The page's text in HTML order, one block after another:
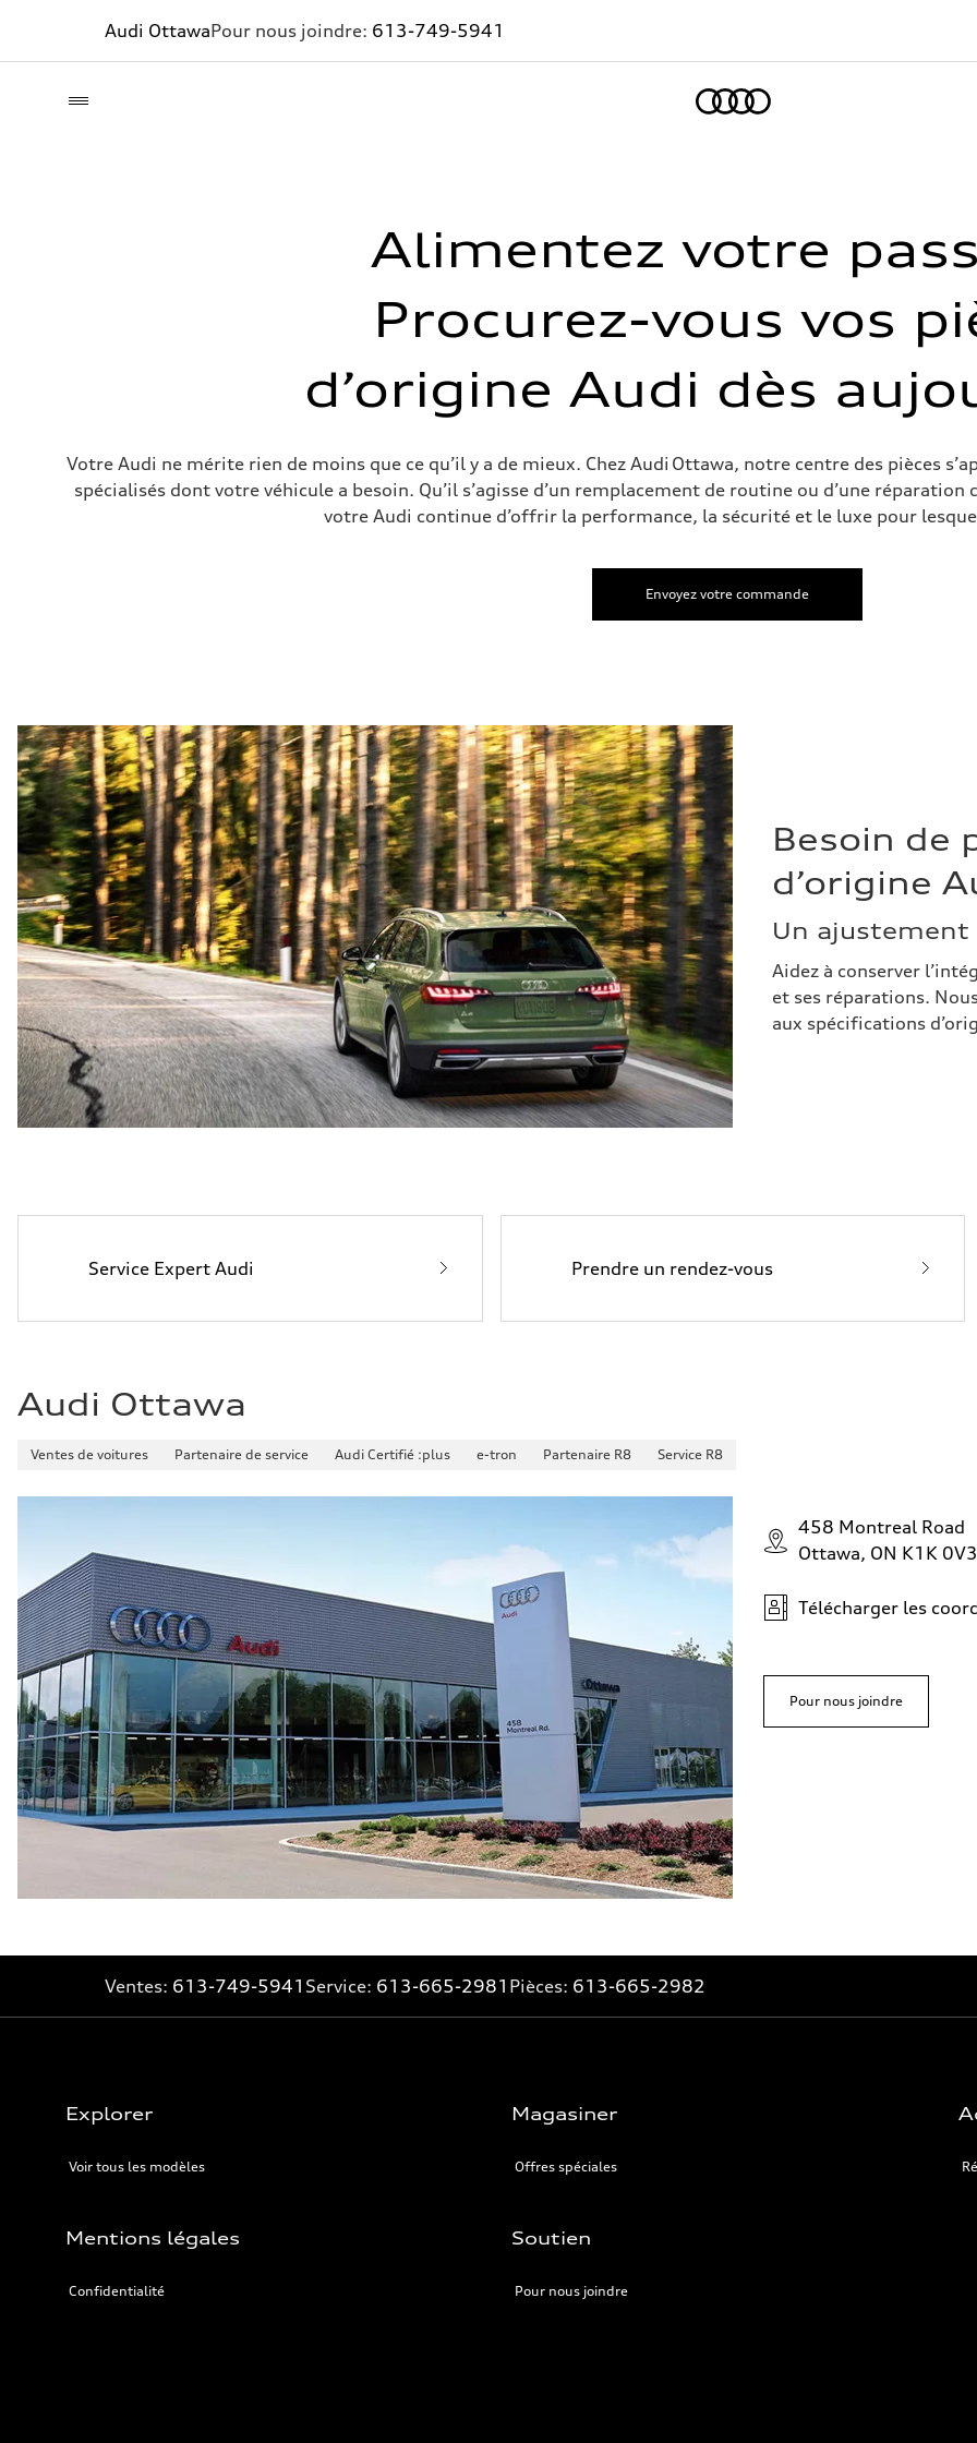
Audi OttawaPour nous joindre: 613-749-5941
Alimentez votre
Procurez-vous vos
d’origine Audi dès
Votre Audi ne mérite rien de moins que ce qu’il y a de mieux. Chez Audi Ottawa, notre centre des pièces
spécialisés dont votre véhicule a besoin. Qu’il s’agisse d’un remplacement de routine ou d’une
votre Audi continue d’offrir la performance, la sécurité et le luxe pour
Envoyez votre commande
Besoin de
d’origine
Un ajustement
Aidez à conserver
et ses réparations.
aux spécifications
Service Expert Audi Prendre un rendez-vous
Audi Ottawa
Ventes de voitures Partenaire de service Audi Certifié :plus e-tron Partenaire R8 Service R8
458 Montreal Road
Ottawa, ON K1K 0V3
Télécharger les
Pour nous joindre
Ventes: 613-749-5941 Service: 613-665-2981 Pièces: 613-665-2982
Explorer
Voir tous les modèles
Magasiner
Offres spéciales
Mentions légales
Confidentialité
Soutien
Pour nous joindre